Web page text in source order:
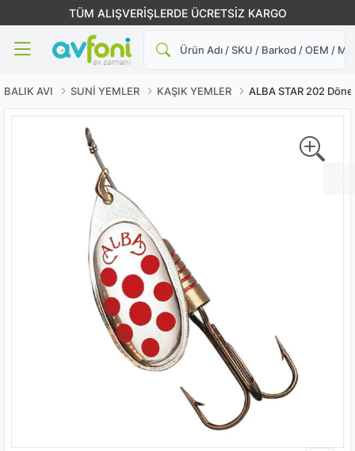
TÜM ALIŞVERİŞLERDE ÜCRETSİZ KARGO
BALIK AVI SUNİ YEMLER KAŞIK YEMLER ALBA STAR 202